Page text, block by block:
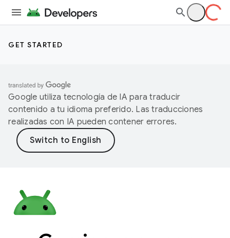
GET STARTED
Google utiliza tecnología de IA para traducir
contenido a tu idioma preferido. Las traducciones
realizadas con IA pueden contener errores.